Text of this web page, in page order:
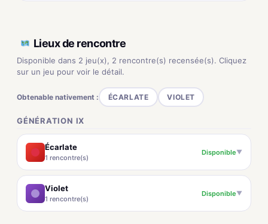
Lieux de rencontre
Disponible dans 2 jeu(x), 2 rencontre(s) recensée(s). Cliquez
sur un jeu pour voir le détail.
Obtenable nativement : ÉCARLATE VIOLET
GÉNÉRATION IX
Écarlate
1 rencontre(s)
Disponible▼
Violet
1 rencontre(s)
Disponible▼